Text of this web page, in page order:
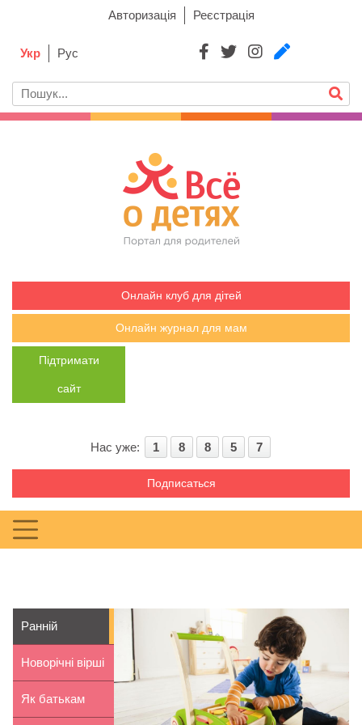
Авторизація Реєстрація
Укр Рус
Онлайн клуб для дітей
Онлайн журнал для мам
Підтримати
сайт
Нас уже: 1 8 8 5 7
Подписаться
Ранній
розвиток
дитини. Метод
Новорічні вірші
та пісні
Як батькам